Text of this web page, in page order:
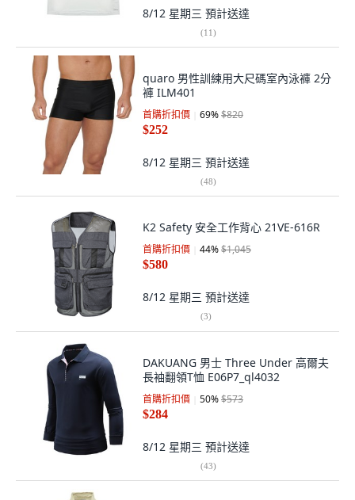
8/12 星期三 預計送達
(11)
quaro 男性訓練用大尺碼室內泳褲 2分
褲 ILM401
首購折扣價 69%$820
$252
8/12 星期三 預計送達
(48)
K2 Safety 安全工作背心 21VE-616R
首購折扣價 44%$1,045
$580
8/12 星期三 預計送達
(3)
DAKUANG 男士 Three Under 高爾夫
長袖翻領T恤 E06P7_ql4032
首購折扣價 50%$573
$284
8/12 星期三 預計送達
(43)